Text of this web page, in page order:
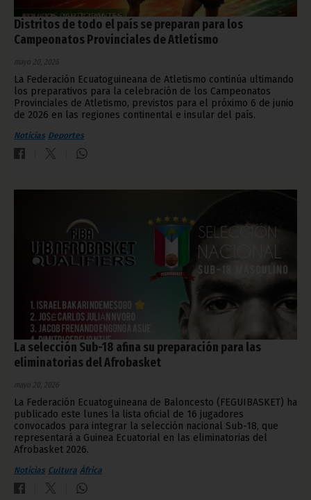
Distritos de todo el país se preparan para los
Campeonatos Provinciales de Atletismo
mayo 20, 2026
La Federación Ecuatoguineana de Atletismo continúa ultimando
los preparativos para la celebración de los Campeonatos
Provinciales de Atletismo, previstos para el próximo 6 de junio
de 2026 en las regiones continental e insular del país.
Noticias Deportes
La selección Sub-18 afina su preparación para las
eliminatorias del Afrobasket
mayo 20, 2026
La Federación Ecuatoguineana de Baloncesto (FEGUIBASKET) ha
publicado este lunes la lista oficial de 16 jugadores
convocados para integrar la selección nacional Sub-18, que
representará a Guinea Ecuatorial en las eliminatorias del
Afrobasket 2026.
Noticias Cultura África